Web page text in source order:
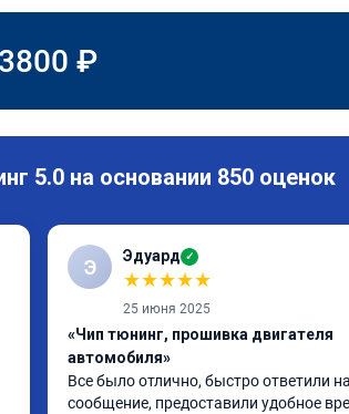
₽
5.0 на основании 850 оценок
Э Эдуард ✓
★★★★★
25 июня 2025
«Чип тюнинг, прошивка двигателя
автомобиля»
Все было отлично, быстро ответили на
сообщение, предоставили удобное